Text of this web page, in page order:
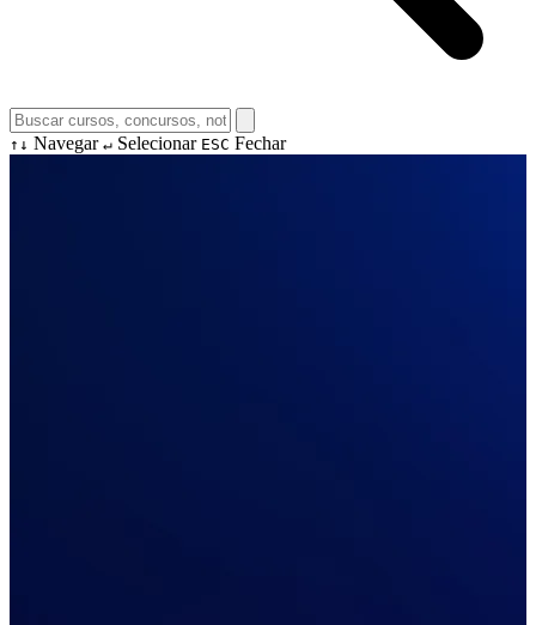
↑↓ Navegar ↵ Selecionar ESC Fechar